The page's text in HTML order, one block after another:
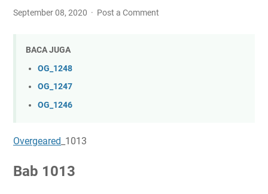
September 08, 2020 Post a Comment
BACA JUGA
OG_1248
OG_1247
OG_1246
Overgeared _1013
Bab 1013